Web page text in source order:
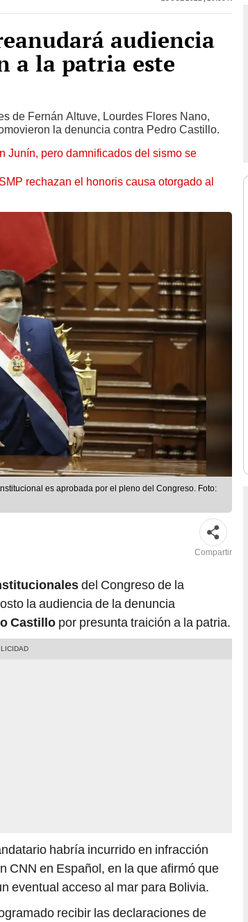
audiencia
a la patria este
de Fernán Altuve, Lourdes Flores Nano,
la denuncia contra Pedro Castillo.
Junín, pero damnificados del sismo se
rechazan el honoris causa otorgado al
es aprobada por el pleno del Congreso. Foto:
Compartir
la audiencia de la denuncia
Castillopor presunta traición a la patria.
en Español, en la que afirmó que
eventual acceso al mar para Bolivia.
recibir las declaraciones de
Lourdes Flores Nano, Ángel